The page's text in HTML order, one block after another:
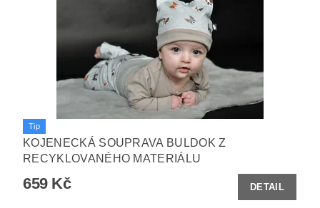
Tip
KOJENECKÁ SOUPRAVA BULDOK Z
RECYKLOVANÉHO MATERIÁLU
659 Kč DETAIL